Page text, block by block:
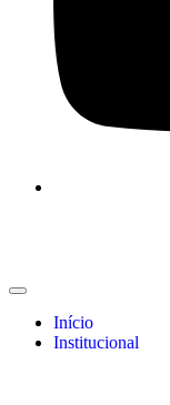
Início
Institucional